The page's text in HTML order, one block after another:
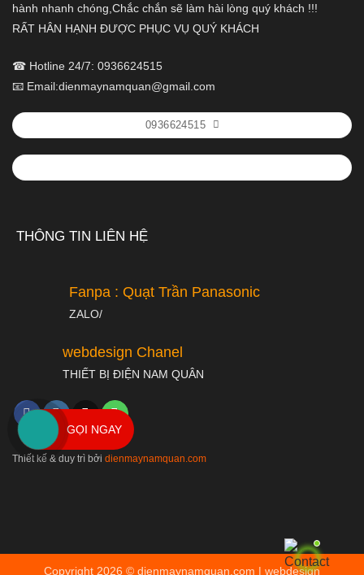
hành nhanh chóng,Chắc chắn sẽ làm hài lòng quý khách !!!
RẤT HÂN HẠNH ĐƯỢC PHỤC VỤ QUÝ KHÁCH
☎ Hotline 24/7: 0936624515
📧 Email:dienmaynamquan@gmail.com
0936624515
THÔNG TIN LIÊN HỆ
Fanpa : Quạt Trần Panasonic
ZALO/
webdesign Chanel
THIẾT BỊ ĐIỆN NAM QUÂN
Thiết kế & duy trì bởi dienmaynamquan.com
Copyright 2026 © dienmaynamquan.com | webdesign
GỌI NGAY